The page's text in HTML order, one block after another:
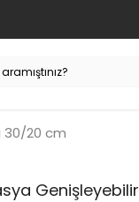
30/20 cm
Genişleyebilir